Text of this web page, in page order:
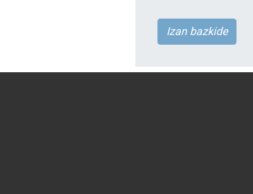
Izan bazkide